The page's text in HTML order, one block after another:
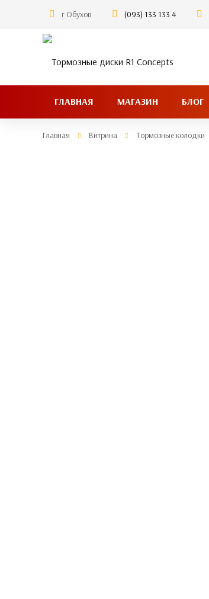
г Обухов (093) 133 133 4
ГЛАВНАЯ МАГАЗИН БЛОГ
Главная Витрина Тормозные колодки